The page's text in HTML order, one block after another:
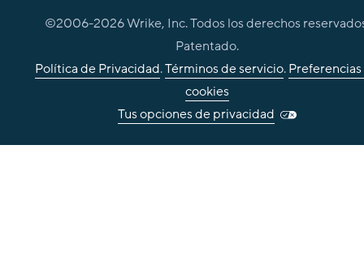
©2006-2026Wrike, Inc. Todos los derechos
Patentado.
Política de Privacidad.Términos de servicio.
cookies
Tus opciones de privacidad